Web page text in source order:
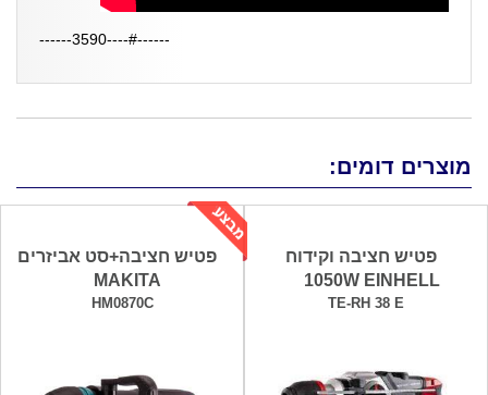
------#----3590------
מוצרים דומים:
פטיש חציבה וקידוח
1050W EINHELL
TE-RH 38 E
פטיש חציבה+סט אביזרים
MAKITA
HM0870C